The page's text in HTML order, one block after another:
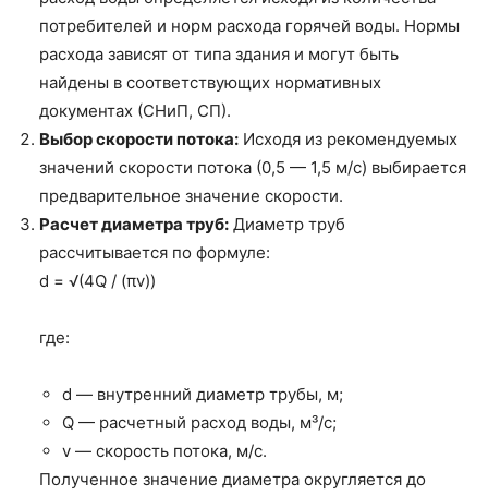
потребителей и норм расхода горячей воды. Нормы
расхода зависят от типа здания и могут быть
найдены в соответствующих нормативных
документах (СНиП, СП).
Выбор скорости потока: Исходя из рекомендуемых
значений скорости потока (0,5 — 1,5 м/с) выбирается
предварительное значение скорости.
Расчет диаметра труб: Диаметр труб
рассчитывается по формуле:
d = √(4Q / (πv))
где:
d — внутренний диаметр трубы, м;
Q — расчетный расход воды, м³/с;
v — скорость потока, м/с.
Полученное значение диаметра округляется до